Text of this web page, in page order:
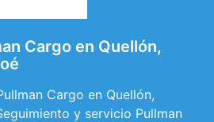
Cargo en Quellón,
Cargo en Quellón,
y servicio Pullman